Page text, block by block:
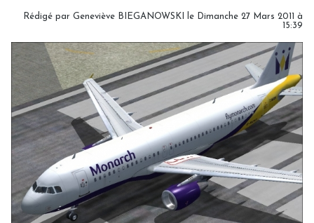
Rédigé par Geneviève BIEGANOWSKI le Dimanche 27 Mars 2011 à
15:39